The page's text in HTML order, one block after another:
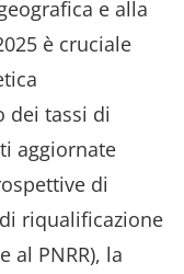
e alla
è cruciale
dei tassi di
aggiornate
di
riqualificazione
al PNRR), la